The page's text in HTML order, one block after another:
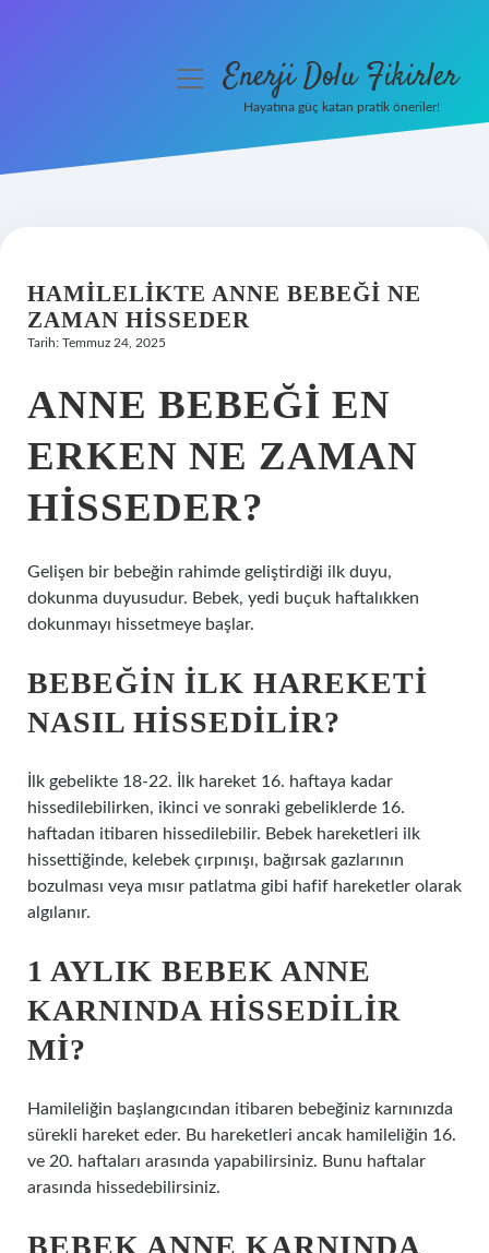
Hakkımızda
menüyüEnerji Dolu Fikirler
Hayatına güç katan pratik öneriler!
HAMILELIKTE ANNE BEBEĞI NE
ZAMAN HISSEDER
Tarih: Temmuz 24, 2025
ANNE BEBEĞI EN
ERKEN NE ZAMAN
HISSEDER?
Gelişen bir bebeğin rahimde geliştirdiği ilk duyu,
dokunma duyusudur. Bebek, yedi buçuk haftalıkken
dokunmayı hissetmeye başlar.
BEBEĞIN ILK HAREKETI
NASIL HISSEDILIR?
İlk gebelikte 18-22. İlk hareket 16. haftaya kadar
hissedilebilirken, ikinci ve sonraki gebeliklerde 16.
haftadan itibaren hissedilebilir. Bebek hareketleri ilk
hissettiğinde, kelebek çırpınışı, bağırsak gazlarının
bozulması veya mısır patlatma gibi hafif hareketler olarak
algılanır.
1 AYLIK BEBEK ANNE
KARNINDA HISSEDILIR
MI?
Hamileliğin başlangıcından itibaren bebeğiniz karnınızda
sürekli hareket eder. Bu hareketleri ancak hamileliğin 16.
ve 20. haftaları arasında yapabilirsiniz. Bunu haftalar
arasında hissedebilirsiniz.
BEBEK ANNE KARNINDA